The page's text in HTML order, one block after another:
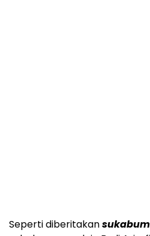
Seperti diberitakan